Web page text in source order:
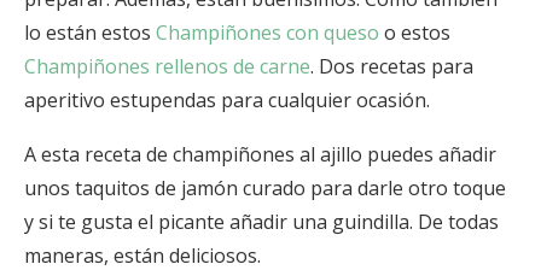
lo están estos Champiñones con queso o estos
Champiñones rellenos de carne. Dos recetas para
aperitivo estupendas para cualquier ocasión.
A esta receta de champiñones al ajillo puedes añadir
unos taquitos de jamón curado para darle otro toque
y si te gusta el picante añadir una guindilla. De todas
maneras, están deliciosos.